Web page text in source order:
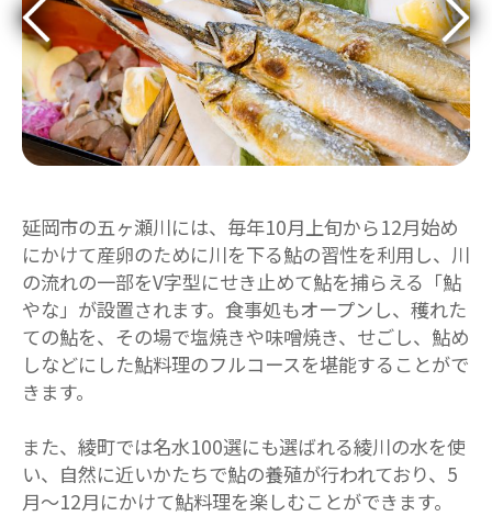
延岡市の五ヶ瀬川には、毎年10月上旬から12月始め
にかけて産卵のために川を下る鮎の習性を利用し、川
の流れの一部をV字型にせき止めて鮎を捕らえる「鮎
やな」が設置されます。食事処もオープンし、穫れた
ての鮎を、その場で塩焼きや味噌焼き、せごし、鮎め
しなどにした鮎料理のフルコースを堪能することがで
きます。
また、綾町では名水100選にも選ばれる綾川の水を使
い、自然に近いかたちで鮎の養殖が行われており、5
月～12月にかけて鮎料理を楽しむことができます。